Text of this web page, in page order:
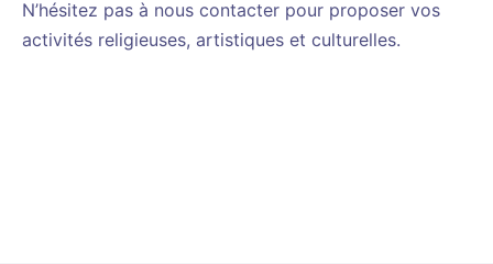
N’hésitez pas à nous contacter pour proposer vos
activités religieuses, artistiques et culturelles.